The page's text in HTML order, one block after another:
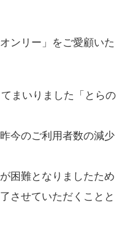
ンリー」をご愛顧いた
まいりました「とらの
今のご利用者数の減少
困難となりましたため
させていただくことと